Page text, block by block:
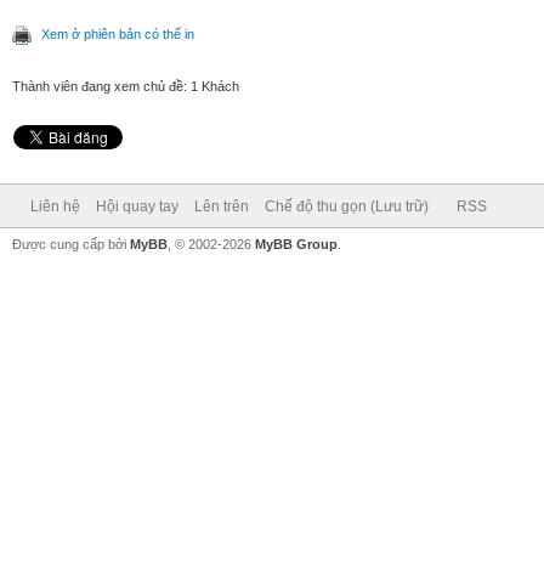
Xem ở phiên bản có thể in
Thành viên đang xem chủ đề: 1 Khách
Liên hệ Hội quay tay Lên trên Chế độ thu gọn (Lưu trữ) RSS
Được cung cấp bởi MyBB , © 2002-2026 MyBB Group